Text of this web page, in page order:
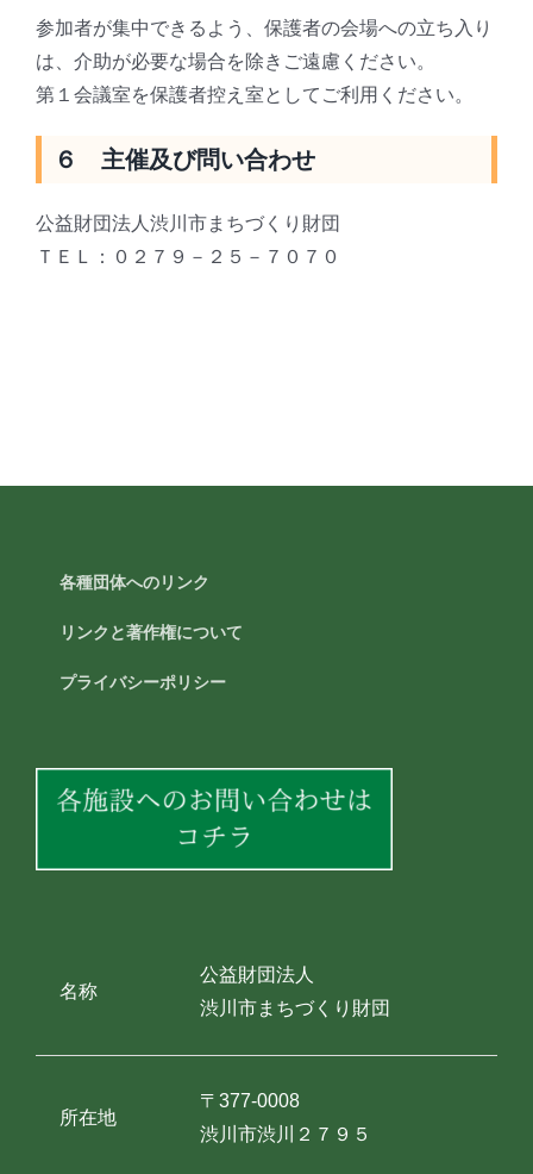
参加者が集中できるよう、保護者の会場への立ち入り
は、介助が必要な場合を除きご遠慮ください。
第１会議室を保護者控え室としてご利用ください。
６ 主催及び問い合わせ
公益財団法人渋川市まちづくり財団
ＴＥＬ：０２７９－２５－７０７０
各種団体へのリンク
リンクと著作権について
プライバシーポリシー
名称
公益財団法人
渋川市まちづくり財団
所在地
〒377-0008
渋川市渋川２７９５